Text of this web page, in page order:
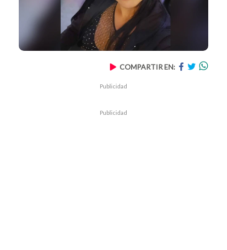
COMPARTIR EN:
Publicidad
Publicidad